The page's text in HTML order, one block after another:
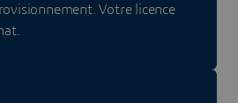
Votre licence